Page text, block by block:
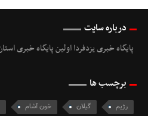
درباره سایت
پایگاه خبری یزدفردا اولین پایگاه خبری
برچسب ها
رژیم گیلان خون آشام